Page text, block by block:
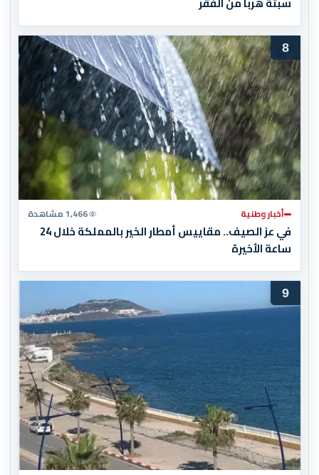
8
أخبار وطنية 1,466 مشاهدة
في عز الصيف.. مقاييس أمطار الخير بالمملكة خلال 24
ساعة الأخيرة
9